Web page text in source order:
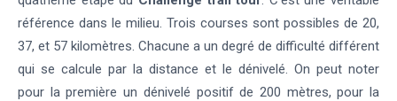
référence dans le milieu. Trois courses sont possibles de 20,
37, et 57 kilomètres. Chacune a un degré de difficulté différent
qui se calcule par la distance et le dénivelé. On peut noter
pour la première un dénivelé positif de 200 mètres, pour la